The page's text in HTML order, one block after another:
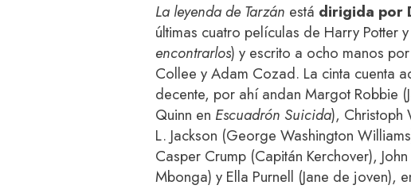
La leyenda de Tarzán está dirigida por
últimas cuatro películas de Harry Potter
encontrarlos) y escrito a ocho manos
Collee y Adam Cozad. La cinta cuenta
decente, por ahí andan Margot Robbie
Quinn en Escuadrón Suicida), Christoph
L. Jackson (George Washington
Casper Crump (Capitán Kerchover),
Mbonga) y Ella Purnell (Jane de joven),